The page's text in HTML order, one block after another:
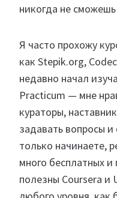
никогда не
Я часто прохожу
как Stepik.org,
недавно начал
Practicum — мне
кураторы,
задавать вопросы
только начинаете,
много бесплатных и
полезны Coursera и